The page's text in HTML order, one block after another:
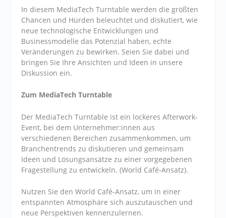
In diesem MediaTech Turntable werden die größten
Chancen und Hürden beleuchtet und diskutiert, wie
neue technologische Entwicklungen und
Businessmodelle das Potenzial haben, echte
Veränderungen zu bewirken. Seien Sie dabei und
bringen Sie Ihre Ansichten und Ideen in unsere
Diskussion ein.
Zum MediaTech Turntable
Der MediaTech Turntable ist ein lockeres Afterwork-
Event, bei dem Unternehmer:innen aus
verschiedenen Bereichen zusammenkommen, um
Branchentrends zu diskutieren und gemeinsam
Ideen und Lösungsansätze zu einer vorgegebenen
Fragestellung zu entwickeln. (World Café-Ansatz).
Nutzen Sie den World Café-Ansatz, um in einer
entspannten Atmosphäre sich auszutauschen und
neue Perspektiven kennenzulernen.